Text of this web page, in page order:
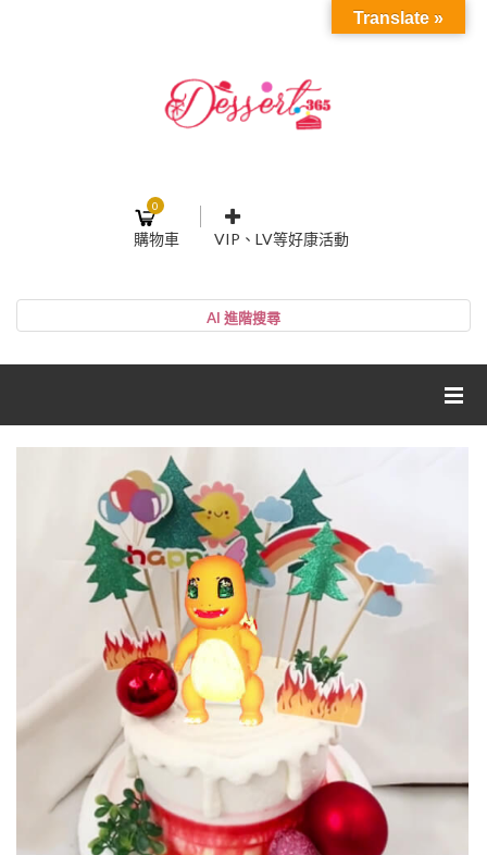
0
購物車 VIP、LV等好康活動
帳號
記住我
忘記密碼
網紅媽咪蛋糕心得分享
加入甜點廚師接單平台
Translate »